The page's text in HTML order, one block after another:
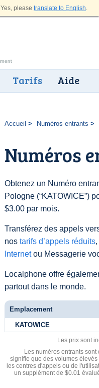
Yes, please translate to English.
Tarifs Aide
Accueil Numéros entrants
Numéros
Obtenez un Numéro
Pologne (“KATOWICE”)
$3.00 par mois.
Transférez des appels
nos tarifs d’appels réduits
Internetou Messagerie
Localphone offre
partout dans le monde.
Emplacement
KATOWICE
Les prix sont
Les numéros entrants
signifie que des volumes
les centres d'appels ou de
un supplément de $0.01